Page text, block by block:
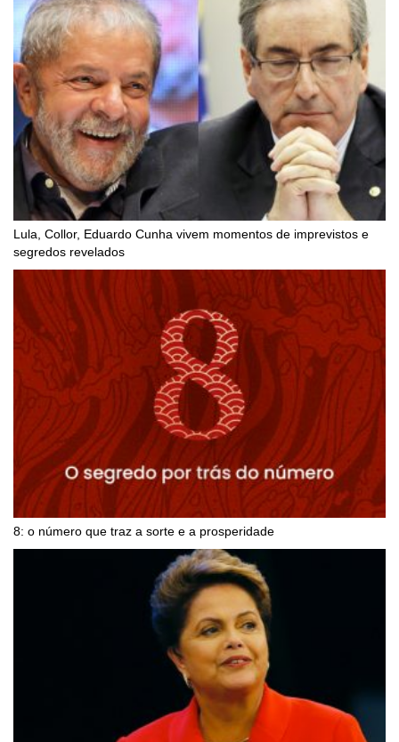
Lula, Collor, Eduardo Cunha vivem momentos de imprevistos e
segredos revelados
8: o número que traz a sorte e a prosperidade